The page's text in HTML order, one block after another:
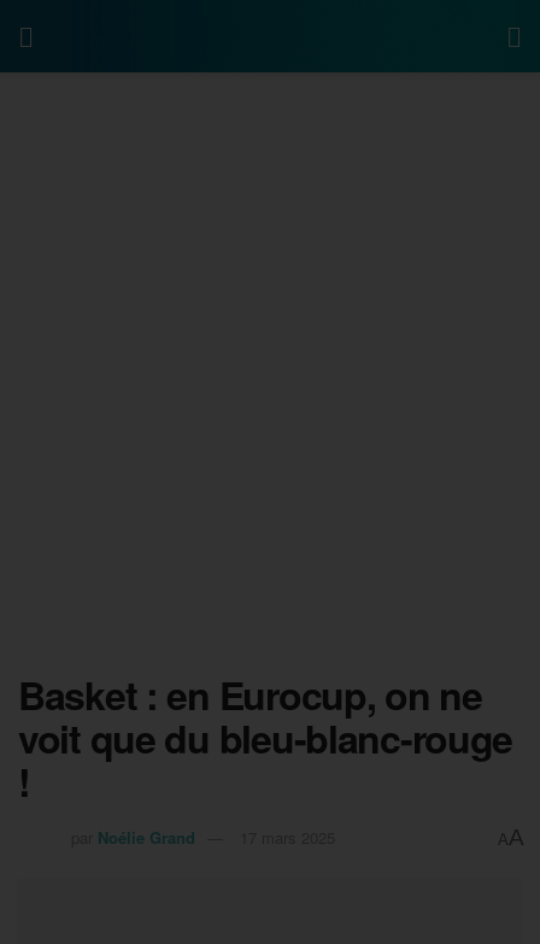
Basket : en Eurocup, on ne
voit que du bleu-blanc-rouge
!
Noélie Grand AA